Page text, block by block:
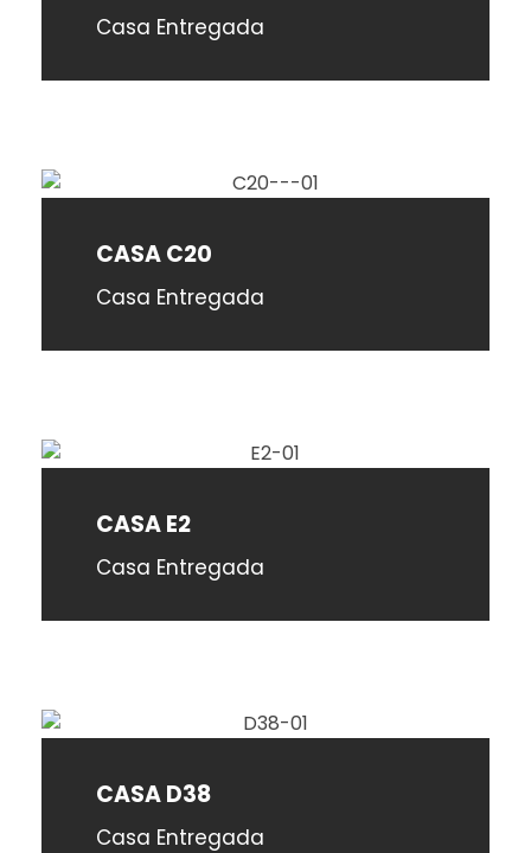
Casa Entregada
CASA C20
Casa Entregada
CASA E2
Casa Entregada
CASA D38
Casa Entregada